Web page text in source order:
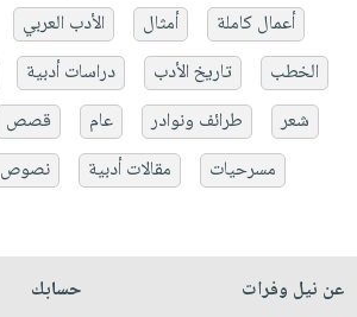
أعمال كاملة
أمثال الأدب العربي
الخطب
تاريخ الأدب دراسات أدبية
شعر
طرائف ونوادر عام قصص
مسرحيات
مقالات أدبية نصوص
عن نيل وفرات
حسابك